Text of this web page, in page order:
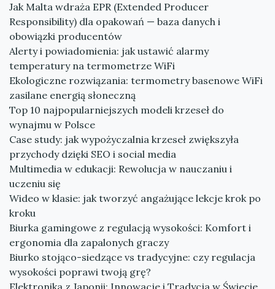
Jak Malta wdraża EPR (Extended Producer
Responsibility) dla opakowań — baza danych i
obowiązki producentów
Alerty i powiadomienia: jak ustawić alarmy
temperatury na termometrze WiFi
Ekologiczne rozwiązania: termometry basenowe WiFi
zasilane energią słoneczną
Top 10 najpopularniejszych modeli krzeseł do
wynajmu w Polsce
Case study: jak wypożyczalnia krzeseł zwiększyła
przychody dzięki SEO i social media
Multimedia w edukacji: Rewolucja w nauczaniu i
uczeniu się
Wideo w klasie: jak tworzyć angażujące lekcje krok po
kroku
Biurka gamingowe z regulacją wysokości: Komfort i
ergonomia dla zapalonych graczy
Biurko stojąco-siedzące vs tradycyjne: czy regulacja
wysokości poprawi twoją grę?
Elektronika z Japonii: Innowacje i Tradycja w Świecie